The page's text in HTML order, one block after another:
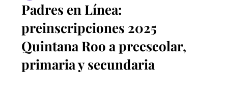
Padres en Línea:
preinscripciones 2025
Quintana Roo a preescolar,
primaria y secundaria